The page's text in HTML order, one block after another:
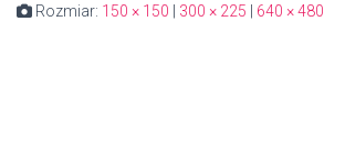
Rozmiar: 150 × 150 | 300 × 225 | 640 × 480